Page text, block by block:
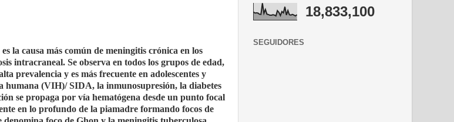
la causa más común de meningitis crónica en los
intracraneal. Se observa en todos los grupos de edad,
prevalencia y es más frecuente en adolescentes y
humana (VIH)/ SIDA, la inmunosupresión, la diabetes
se propaga por vía hematógena desde un punto focal
en lo profundo de la piamadre formando focos de
18,833,100
SEGUIDORES